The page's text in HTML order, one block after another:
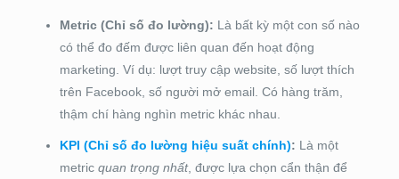
Metric (Chỉ số đo lường): Là bất kỳ một con số nào
có thể đo đếm được liên quan đến hoạt động
marketing. Ví dụ: lượt truy cập website, số lượt thích
trên Facebook, số người mở email. Có hàng trăm,
thậm chí hàng nghìn metric khác nhau.
KPI (Chỉ số đo lường hiệu suất chính): Là một
metric quan trọng nhất, được lựa chọn cẩn thận để